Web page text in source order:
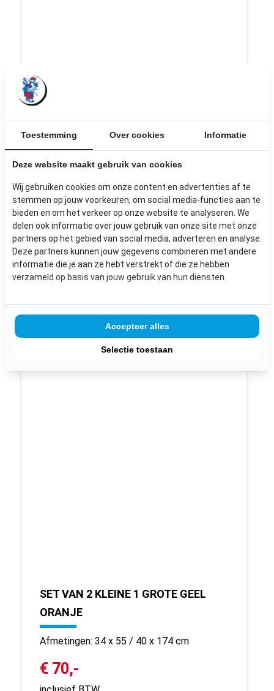
SET VAN 3 GROEN GEEL
TRANSPARANT
Afmetingen: 108,5 x 86 cm
€ 175,-
inclusief BTW
SET VAN 2 KLEINE 1 GROTE GEEL
ORANJE
Afmetingen: 34 x 55 / 40 x 174 cm
€ 70,-
Toestemming Over cookies Informatie
Deze website maakt gebruik van cookies
Wij gebruiken cookies om onze content en advertenties af te
stemmen op jouw voorkeuren, om social media-functies aan te
bieden en om het verkeer op onze website te analyseren. We
delen ook informatie over jouw gebruik van onze site met onze
partners op het gebied van social media, adverteren en analyse.
Deze partners kunnen jouw gegevens combineren met andere
informatie die je aan ze hebt verstrekt of die ze hebben
verzameld op basis van jouw gebruik van hun diensten.
Selectie toestaan
Accepteer alles